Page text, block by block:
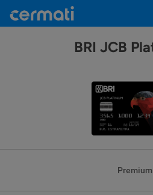
BRI JCB
Premium